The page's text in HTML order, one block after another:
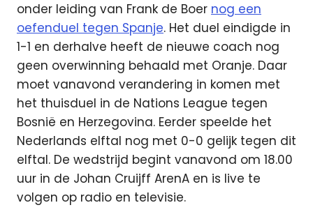
onder leiding van Frank de Boer nog een
oefenduel tegen Spanje. Het duel eindigde in
1-1 en derhalve heeft de nieuwe coach nog
geen overwinning behaald met Oranje. Daar
moet vanavond verandering in komen met
het thuisduel in de Nations League tegen
Bosnië en Herzegovina. Eerder speelde het
Nederlands elftal nog met 0-0 gelijk tegen dit
elftal. De wedstrijd begint vanavond om 18.00
uur in de Johan Cruijff ArenA en is live te
volgen op radio en televisie.